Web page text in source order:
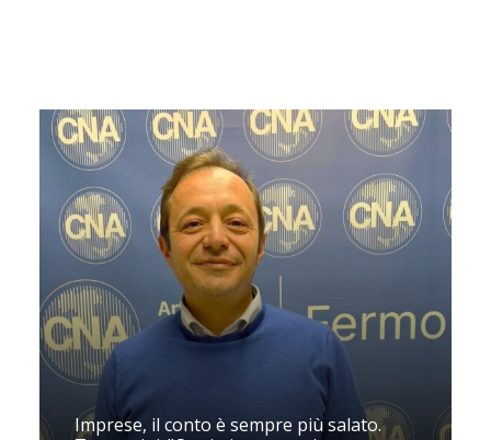
Imprese, il conto è sempre più salato.